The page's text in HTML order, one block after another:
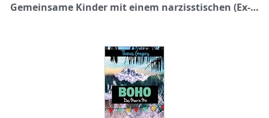
Gemeinsame Kinder mit einem narzisstischen (Ex-) Partner: Wie Sie sich erfolgreich vom narzisstischen Elternteil abgrenzen und Ihr Kind liebevoll und selbstbewusst begleiten